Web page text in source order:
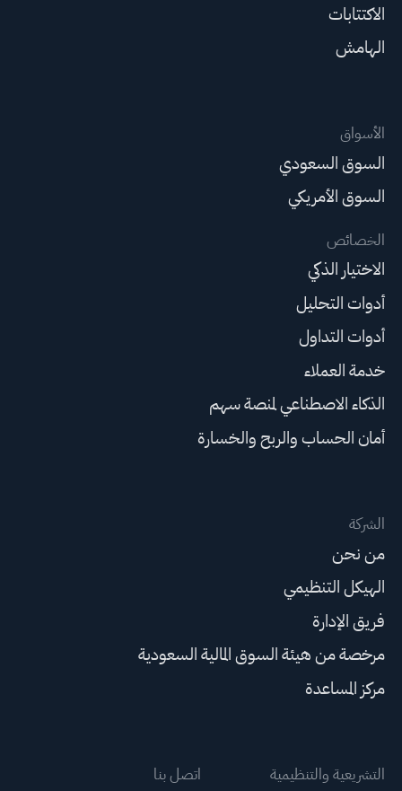
الاكتتابات
الهامش
الأسواق
السوق السعودي
السوق الأمريكي
الخصائص
الاختيار الذكي
أدوات التحليل
أدوات التداول
خدمة العملاء
الذكاء الاصطناعي لمنصة سهم
أمان الحساب والربح والخسارة
الشركة
من نحن
الهيكل التنظيمي
فريق الإدارة
مرخصة من هيئة السوق المالية السعودية
مركز المساعدة
التشريعية والتنظيمية اتصل بنا